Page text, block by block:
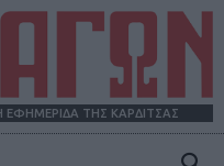
ΕΦΗΜΕΡΙΔΑ ΤΗΣ ΚΑΡΔΙΤΣΑΣ